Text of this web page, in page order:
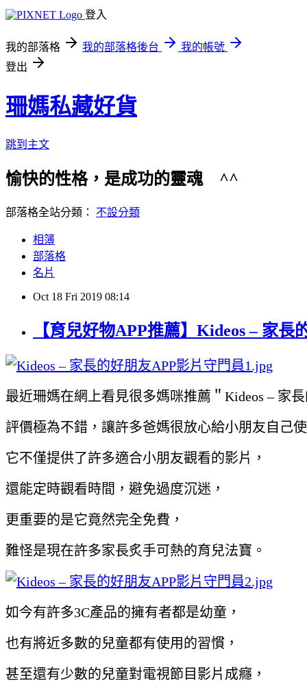
登入
我的部落格 我的部落格後台
我的帳號
登出
珊媽私藏好貨
跳到主文
愉快的性格，是成功的靈
部落格全站分類： 不設分類
相簿
部落格
名片
Oct 18 Fri 2019 08:14
【育兒好物APP推薦】Kideos – 家
最近珊媽在網上看見很多媽咪推薦＂Kideos – 家
評價極為不錯，讓許多爸媽很放心給小朋友自己
它不僅提供了許多適合小朋友觀看的影片，
還能定時觀看時間，避免過度沉迷，
更重要的是它竟然完全免費，
難怪是現在許多家長炙手可熱的育兒法寶。
如今有許多3C產品的擁有者都是幼童，
也有將近多數的兒童都有使用的習慣，
甚至還有少數的兒童對電視節目影片成癮，